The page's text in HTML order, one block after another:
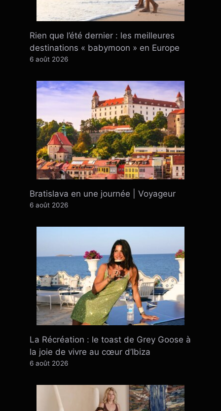
Rien que l’été dernier : ​​les meilleures
destinations « babymoon » en Europe
6 août 2026
Bratislava en une journée | Voyageur
6 août 2026
La Récréation : le toast de Grey Goose à
la joie de vivre au cœur d’Ibiza
6 août 2026